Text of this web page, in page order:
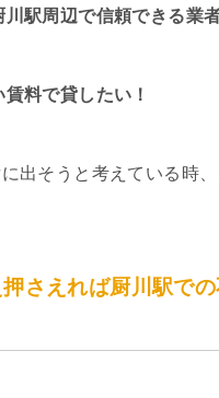
駅周辺で信頼できる業
料で貸したい！
出そうと考えている時
さえれば厨川駅で